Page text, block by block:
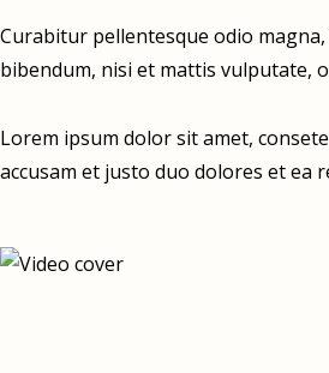
Curabitur pellentesque odio
bibendum, nisi et mattis vulputate,
Lorem ipsum dolor sit amet,
accusam et justo duo dolores et ea